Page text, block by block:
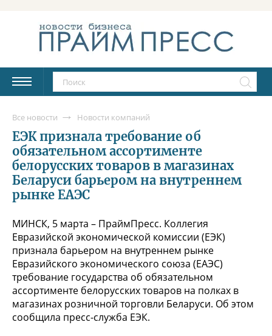
Все новости Новости компаний
ЕЭК признала требование об
обязательном ассортименте
белорусских товаров в магазинах
Беларуси барьером на внутреннем
рынке ЕАЭС
МИНСК, 5 марта – ПраймПресс. Коллегия
Евразийской экономической комиссии (ЕЭК)
признала барьером на внутреннем рынке
Евразийского экономического союза (ЕАЭС)
требование государства об обязательном
ассортименте белорусских товаров на полках в
магазинах розничной торговли Беларуси. Об этом
сообщила пресс-служба ЕЭК.